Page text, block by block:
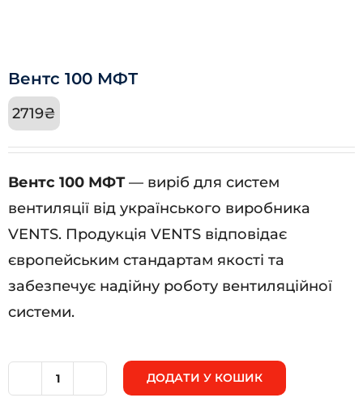
Вентс 100 МФТ
2719₴
Вентс 100 МФТ— виріб для систем
вентиляції від українського виробника
VENTS. Продукція VENTS відповідає
європейським стандартам якості та
забезпечує надійну роботу вентиляційної
системи.
ДОДАТИ У КОШИК